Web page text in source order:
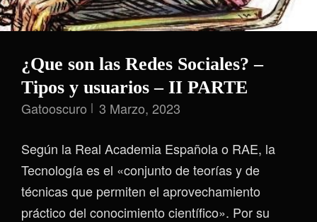
¿Que son las Redes Sociales? –
Tipos y usuarios – II PARTE
Gatooscuro 3 Marzo, 2023
Según la Real Academia Española o RAE, la
Tecnología es el «conjunto de teorías y de
técnicas que permiten el aprovechamiento
práctico del conocimiento científico». Por su